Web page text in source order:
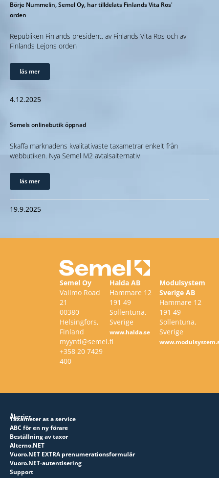
Börje Nummelin, Semel Oy, har tilldelats Finlands Vita Ros'
orden
Republiken Finlands president, av Finlands Vita Ros och av
Finlands Lejons orden
läs mer
4.12.2025
Semels onlinebutik öppnad
Skaffa marknadens kvalitativaste taxametrar enkelt från
webbutiken. Nya Semel M2 avtalsalternativ
läs mer
19.9.2025
Semel Oy
Valimo Road
21
00380
Helsingfors,
Finland
myynti@semel.fi
+358 20 7429
400
Halda AB
Hammare 12
191 49
Sollentuna,
Sverige
www.halda.se
Modulsystem
Sverige AB
Hammare 12
191 49
Sollentuna,
Sverige
Åkerier
Taxameter as a service
ABC för en ny förare
Beställning av taxor
Alterno.NET
Vuoro.NET EXTRA prenumerationsformulär
Vuoro.NET-autentisering
Support